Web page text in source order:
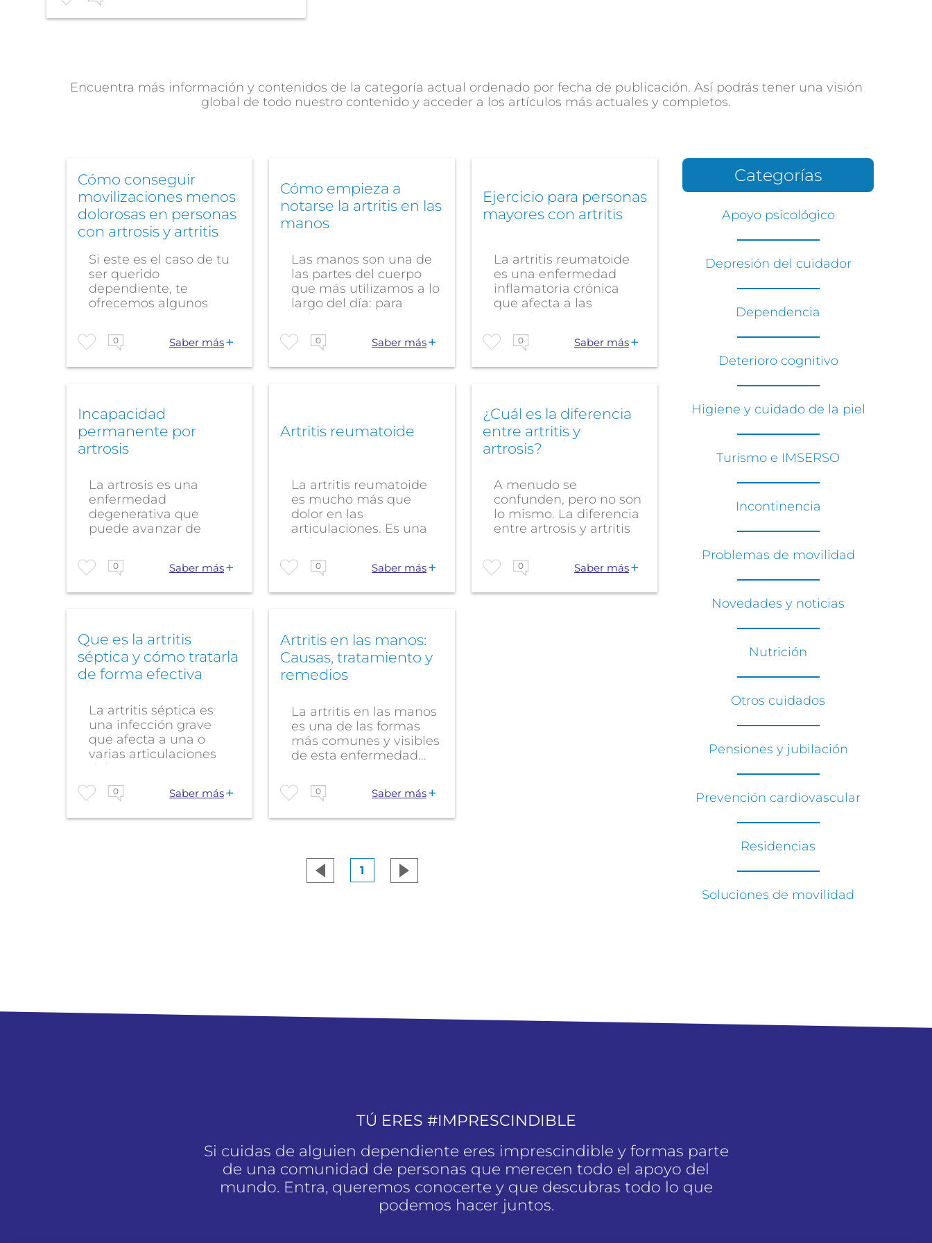
Encuentra más información y contenidos de la categoría actual ordenado por fecha de publicación. Así podrás tener una visión
global de todo nuestro contenido y acceder a los artículos más actuales y completos.
Cómo conseguir
movilizaciones menos
dolorosas en personas
con artrosis y artritis
Si este es el caso de tu
ser querido
dependiente, te
ofrecemos algunos
conseguir...
0 Saber más
Cómo empieza a
notarse la artritis en las
manos
Las manos son una de
las partes del cuerpo
que más utilizamos a lo
largo del día: para
trabajar,...
0 Saber más
Ejercicio para personas
mayores con artritis
La artritis reumatoide
es una enfermedad
inflamatoria crónica
que afecta a las
articulaciones,...
0 Saber más
Incapacidad
permanente por
artrosis
La artrosis es una
enfermedad
degenerativa que
puede avanzar de
forma silenciosa hasta
limitar...
0 Saber más
Artritis reumatoide
La artritis reumatoide
es mucho más que
dolor en las
articulaciones. Es una
enfermedad crónica,...
0 Saber más
¿Cuál es la diferencia
entre artritis y
artrosis?
A menudo se
confunden, pero no son
lo mismo. La diferencia
entre artrosis y artritis
0 Saber más
Que es la artritis
séptica y cómo tratarla
de forma efectiva
La artritis séptica es
una infección grave
que afecta a una o
varias articulaciones
del cuerpo....
0 Saber más
Artritis en las manos:
Causas, tratamiento y
remedios
La artritis en las manos
es una de las formas
más comunes y visibles
de esta enfermedad...
0 Saber más
1
Categorías
Apoyo psicológico
Depresión del cuidador
Dependencia
Deterioro cognitivo
Higiene y cuidado de la piel
Turismo e IMSERSO
Incontinencia
Problemas de movilidad
Novedades y noticias
Nutrición
Otros cuidados
Pensiones y jubilación
Prevención cardiovascular
Residencias
Soluciones de movilidad
TÚ ERES #IMPRESCINDIBLE
Si cuidas de alguien dependiente eres imprescindible y formas parte
de una comunidad de personas que merecen todo el apoyo del
mundo. Entra, queremos conocerte y que descubras todo lo que
podemos hacer juntos.